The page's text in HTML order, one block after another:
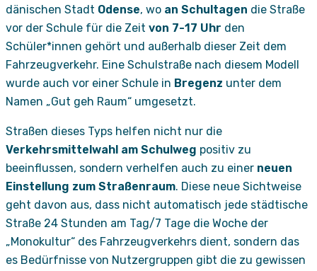
dänischen Stadt Odense, wo an Schultagen die Straße
vor der Schule für die Zeit von 7-17 Uhr den
Schüler*innen gehört und außerhalb dieser Zeit dem
Fahrzeugverkehr. Eine Schulstraße nach diesem Modell
wurde auch vor einer Schule in Bregenz unter dem
Namen „Gut geh Raum“ umgesetzt.
Straßen dieses Typs helfen nicht nur die
Verkehrsmittelwahl am Schulweg positiv zu
beeinflussen, sondern verhelfen auch zu einer neuen
Einstellung zum Straßenraum. Diese neue Sichtweise
geht davon aus, dass nicht automatisch jede städtische
Straße 24 Stunden am Tag/7 Tage die Woche der
„Monokultur“ des Fahrzeugverkehrs dient, sondern das
es Bedürfnisse von Nutzergruppen gibt die zu gewissen